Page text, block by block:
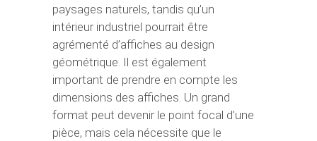
paysages naturels, tandis qu’un
intérieur industriel pourrait être
agrémenté d’affiches au design
géométrique. Il est également
important de prendre en compte les
dimensions des affiches. Un grand
format peut devenir le point focal d’une
pièce, mais cela nécessite que le